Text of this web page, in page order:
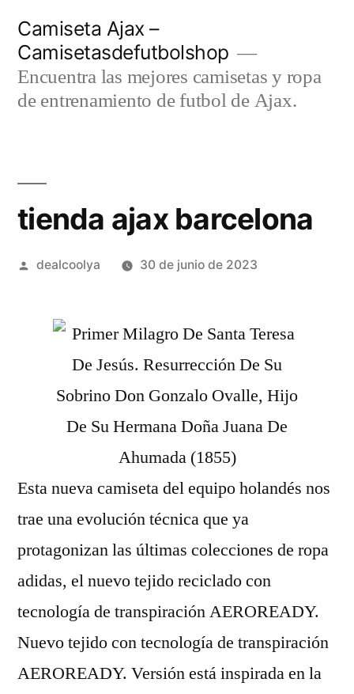
contenido
Camiseta Ajax –
Camisetasdefutbolshop
Encuentra las mejores camisetas y ropa
de entrenamiento de futbol de Ajax.
tienda ajax barcelona
Publicado
dealcoolya 30 de junio de 2023
Esta nueva camiseta del equipo holandés nos
trae una evolución técnica que ya
protagonizan las últimas colecciones de ropa
adidas, el nuevo tejido reciclado con
tecnología de transpiración AEROREADY.
Nuevo tejido con tecnología de transpiración
AEROREADY. Versión está inspirada en la